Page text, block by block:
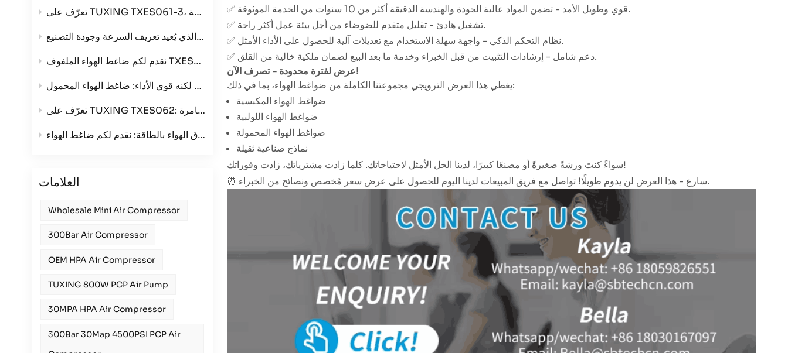
تعرّف على TUXING TXES061-3، ضاغط الهواء فائق الصغر عالي الضغط بقدرة 4500 رطل لكل بوصة مربعة
تعرّف على منتجنا الرائد: ضاغط الهواء رباعي الأسطوانات الذي يُعيد تعريف السرعة وجودة التصنيع
نقدم لكم ضاغط الهواء الملفوف TXES062 – متوفر الآن باللون الأخضر مع خيارات جهد ثلاثي
صغير الحجم لكنه قوي الأداء: ضاغط الهواء المحمول TXES061-3
تعرّف على TUXING TXES062: ضاغط الهواء المحمول الأمثل بقوة 300 بار لكل مغامرة
العلامات
Wholesale Mini Air Compressor
300Bar Air Compressor
OEM HPA Air Compressor
TUXING 800W PCP Air Pump
30MPA HPA Air Compressor
300Bar 30Map 4500PSI PCP Air
✅ قوي وطويل الأمد - تضمن المواد عالية الجودة والهندسة الدقيقة أكثر من 10 سنوات من الخدمة الموثوقة.
✅ تشغيل هادئ - تقليل متقدم للضوضاء من أجل بيئة عمل أكثر راحة.
✅ نظام التحكم الذكي - واجهة سهلة الاستخدام مع تعديلات آلية للحصول على الأداء الأمثل.
✅ دعم شامل - إرشادات التثبيت من قبل الخبراء وخدمة ما بعد البيع لضمان ملكية خالية من القلق.
عرض لفترة محدودة - تصرف الآن!
يغطي هذا العرض الترويجي مجموعتنا الكاملة من ضواغط الهواء، بما في ذلك:
ضواغط الهواء المكبسية
ضواغط الهواء اللولبية
ضواغط الهواء المحمولة
نماذج صناعية ثقيلة
سواءً كنتَ ورشةً صغيرةً أو مصنعًا كبيرًا، لدينا الحل الأمثل لاحتياجاتك. كلما زادت مشترياتك، زادت وفوراتك!
⏰ سارع - هذا العرض لن يدوم طويلًا! تواصل مع فريق المبيعات لدينا اليوم للحصول على عرض سعر مُخصص ونصائح من الخبراء.